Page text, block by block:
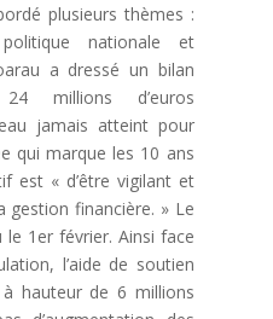
plusieurs thèmes :
nationale et
a dressé un bilan
millions d’euros
jamais atteint pour
qui marque les 10 ans
est « d’être vigilant et
gestion financière. » Le
1er février. Ainsi face
l’aide de soutien
hauteur de 6 millions